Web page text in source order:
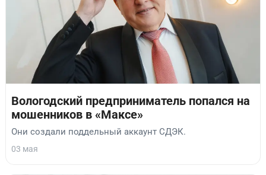
Вологодский предприниматель попался на
мошенников в «Максе»
Они создали поддельный аккаунт СДЭК.
03 мая